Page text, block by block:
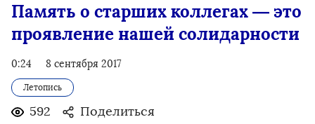
Память о старших коллегах — это
проявление нашей солидарности
0:24 8 сентября 2017
Летопись
592 Поделиться